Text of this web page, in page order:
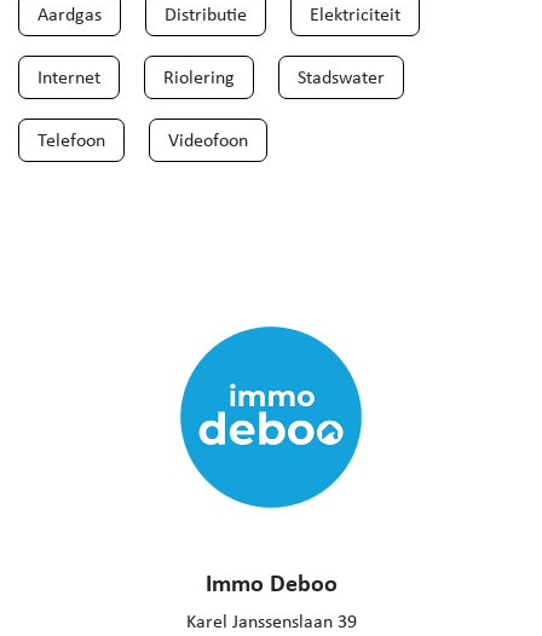
Aardgas Distributie Elektriciteit
Internet Riolering Stadswater
Telefoon Videofoon
Immo Deboo
Karel Janssenslaan 39